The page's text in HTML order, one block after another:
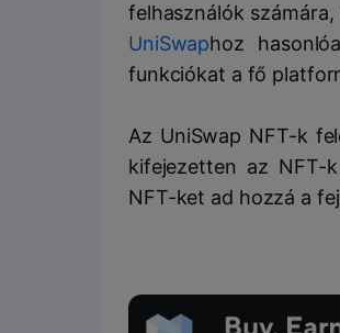
felhasználók
UniSwaphoz
funkciókat a fő
Az UniSwap NFT-k
kifejezetten az NFT-
NFT-ket ad hozzá a